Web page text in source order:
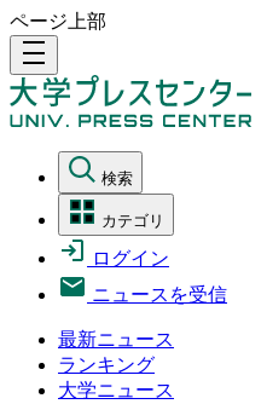
ページ上部
density_medium
検索
カテゴリ
ログイン
ニュースを受信
最新ニュース
ランキング
大学ニュース